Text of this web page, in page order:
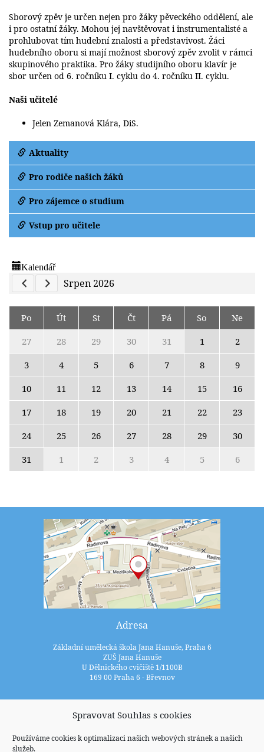
Spravovat Souhlas s cookies
Používáme cookies k optimalizaci našich webových stránek a našich
služeb.
Aktuality
Pro rodiče našich žáků
Pro zájemce o studium
Vstup pro učitele
Kalendář
Previous Calendar
Next Calendar
Srpen 2026
Po Út St Čt Pá So
Ne
27
28 29 30 31 1
2
3
4 5 6 7 8
9
10
11 12 13 14 15
16
17
18 19 20 21 22
23
24
25 26 27 28 29
30
31
1 2 3 4 5 6
Sborový zpěv je určen nejen pro žáky pěveckého oddělení, ale
i pro ostatní žáky. Mohou jej navštěvovat i instrumentalisté a
prohlubovat tím hudební znalosti a představivost. Žáci
hudebního oboru si mají možnost sborový zpěv zvolit v rámci
skupinového praktika. Pro žáky studijního oboru klavír je
sbor určen od 6. ročníku I. cyklu do 4. ročníku II. cyklu.
Naši učitelé
Jelen Zemanová Klára, DiS.
Adresa
Základní umělecká škola Jana Hanuše, Praha 6
ZUŠ Jana Hanuše
U Dělnického cvičiště 1/1100B
169 00 Praha 6 - Břevnov
Kontakty
+420 233 352 722